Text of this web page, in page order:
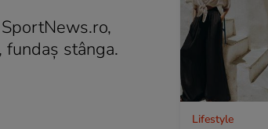
stânga.
Lifestyle